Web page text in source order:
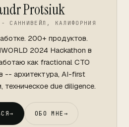
Protsiuk
- САННИВЕЙЛ, КАЛИФОРНИЯ
200+ продуктов.
2024 Hackathon в
как fractional CTO
-- архитектура, AI-first
техническое due diligence.
→ ОБО МНЕ→